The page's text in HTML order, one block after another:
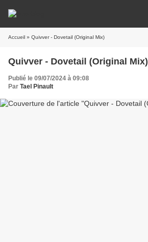
Accueil » Quivver - Dovetail (Original Mix)
Quivver - Dovetail (Original Mix)
Publié le 09/07/2024 à 09:08
Par Tael Pinault